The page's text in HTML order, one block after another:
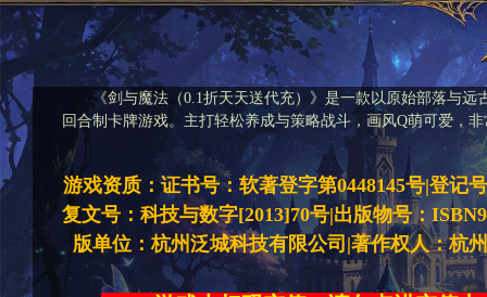
《剑与魔法（0.1折天天送代充）》是一款以原始部落与远
回合制卡牌游戏。主打轻松养成与策略战斗，画风Q萌可爱，
游戏资质：证书号：软著登字第0448145号|登记
复文号：科技与数字[2013]70号|出版物号：
版单位：杭州泛城科技有限公司|著作权人：杭